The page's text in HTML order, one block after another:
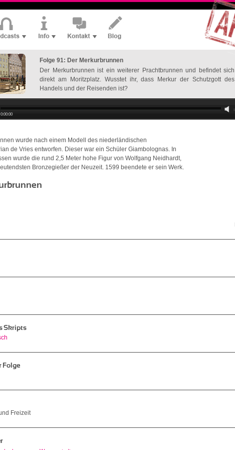
Folge 91: Der Merkurbrunnen
Der Merkurbrunnen ist ein weiterer Prachtbrunnen und befindet sich
direkt am Moritzplatz. Wusstet ihr, dass Merkur der Schutzgott des
Handels und der Reisenden ist?
0:00:00
wurde nach einem Modell des niederländischen
de Vries entworfen. Dieser war ein Schüler Giambolognas. In
wurde die rund 2,5 Meter hohe Figur von Wolfgang Neidhardt,
Bronzegießer der Neuzeit. 1599 beendete er sein Werk.
Skripts
Folge
Freizeit